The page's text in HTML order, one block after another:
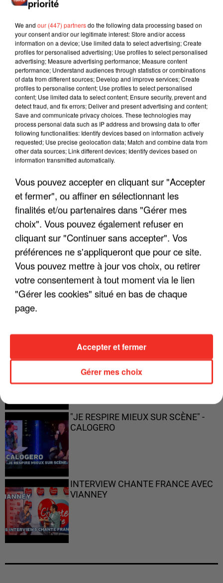
LES INTERVIEWS CHANTE
FRANCE
Voir plus
"JE SUIS À DISPOSITION DES
ENFOIRÉS"
"ON A TOUS LE TRAC"
"ON N'EST PAS DES PARENTS
PARFAITS"
"JE RESPIRE MIEUX SUR SCÈNE" -
CALOGERO
INTERVIEW CHANTE FRANCE AVEC
VIANNEY
priorité
We and our (447) partnersdo the following data processing based on
your consent and/or our legitimate interest: Store and/or access
information on a device; Use limited data to select advertising; Create
profiles for personalised advertising; Use profiles to select personalised
advertising; Measure advertising performance; Measure content
performance; Understand audiences through statistics or combinations
of data from different sources; Develop and improve services; Create
profiles to personalise content; Use profiles to select personalised
content; Use limited data to select content; Ensure security, prevent and
detect fraud, and fix errors; Deliver and present advertising and content;
Save and communicate privacy choices. These technologies may
process personal data such as IP address and browsing data to offer
following functionalities: Identify devices based on information actively
requested; Use precise geolocation data; Match and combine data from
other data sources; Link different devices; Identify devices based on
information transmitted automatically.
Vous pouvez accepter en cliquant sur "Accepter
et fermer", ou affiner en sélectionnant les
finalités et/ou partenaires dans "Gérer mes
choix". Vous pouvez également refuser en
cliquant sur "Continuer sans accepter". Vos
préférences ne s'appliqueront que pour ce site.
Vous pouvez mettre à jour vos choix, ou retirer
votre consentement à tout moment via le lien
"Gérer les cookies" situé en bas de chaque
page.
Gérer mes choix
Accepter et fermer